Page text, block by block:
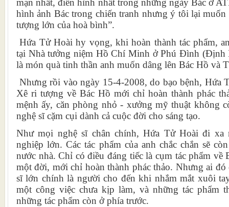
mạn nhất, điển hình nhất trong những ngày Bác ở
hình ảnh Bác trong chiến tranh nhưng ý tôi lại
tượng lớn của hoà bình”.
Hứa Tử Hoài hy vọng, khi hoàn thành tác phẩm,
tại Nhà tưởng niệm Hồ Chí Minh ở Phú Đình (Định
là món quà tinh thần anh muốn dâng lên Bác Hồ và
Nhưng rồi vào ngày 15-4-2008, do bạo bệnh, Hứa
Xê ri tượng về Bác Hồ mới chỉ hoàn thành phác
mệnh ấy, căn phòng nhỏ - xưởng mỹ thuật không
nghệ sĩ cặm cụi dành cả cuộc đời cho sáng tạo.
Như mọi nghệ sĩ chân chính, Hứa Tử Hoài đi xa
nghiệp lớn. Các tác phẩm của anh chắc chắn sẽ
nước nhà. Chỉ có điều đáng tiếc là cụm tác phẩm về
một đời, mới chỉ hoàn thành phác thảo. Nhưng ai
sĩ lớn chính là người cho đến khi nhắm mắt xuôi
một công việc chưa kịp làm, và những tác phẩm
những tác phẩm còn ở phía trước.